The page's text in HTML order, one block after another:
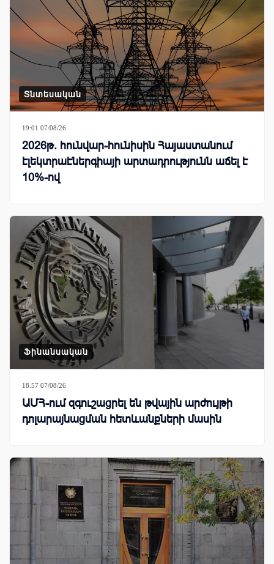
Տնտեսական
19:01 07/08/26
2026թ. հունվար-հունիսին Հայաստանում
էլեկտրաէներգիայի արտադրությունն աճել է
10%-ով
Ֆինանսական
18:57 07/08/26
ԱՄՀ-ում զգուշացրել են թվային արժույթի
դոլարայնացման հետևանքների մասին